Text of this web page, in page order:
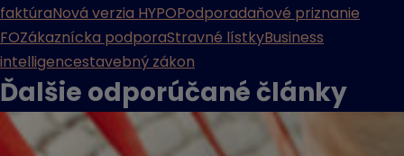
faktúraNová verzia HYPOPodporadaňové priznanie
FOZákaznícka podporaStravné lístkyBusiness
intelligencestavebný zákon
Ďalšie odporúčané články